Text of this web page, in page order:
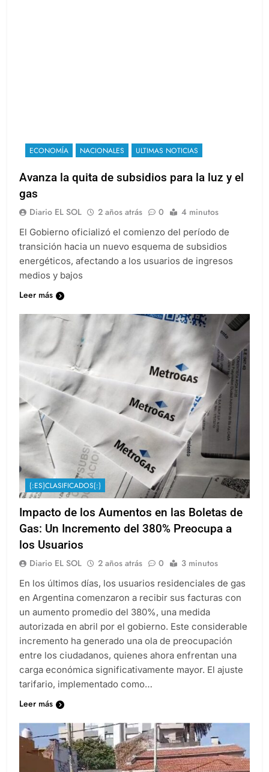
ECONOMÍA NACIONALES ULTIMAS NOTICIAS
Avanza la quita de subsidios para la luz y el
gas
Diario EL SOL 2 años atrás 0 4 minutos
El Gobierno oficializó el comienzo del período de
transición hacia un nuevo esquema de subsidios
energéticos, afectando a los usuarios de ingresos
medios y bajos
Leer más
{:ES}CLASIFICADOS{:}
Impacto de los Aumentos en las Boletas de
Gas: Un Incremento del 380% Preocupa a
los Usuarios
Diario EL SOL 2 años atrás 0 3 minutos
En los últimos días, los usuarios residenciales de gas
en Argentina comenzaron a recibir sus facturas con
un aumento promedio del 380%, una medida
autorizada en abril por el gobierno. Este considerable
incremento ha generado una ola de preocupación
entre los ciudadanos, quienes ahora enfrentan una
carga económica significativamente mayor. El ajuste
tarifario, implementado como…
Leer más